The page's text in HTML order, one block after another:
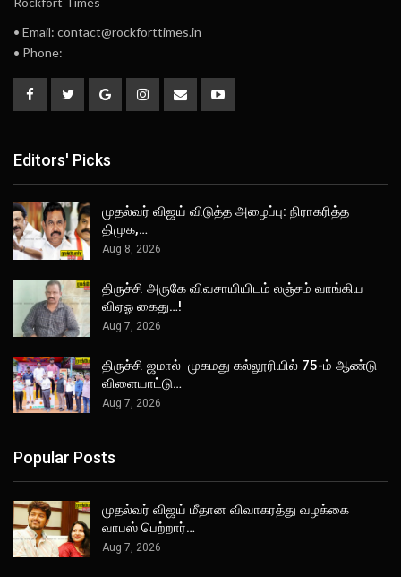
• Email: contact@rockforttimes.in
• Phone:
Editors' Picks
முதல்வர் விஜய் விடுத்த அழைப்பு: நிராகரித்த
திமுக,…
Aug 8, 2026
திருச்சி அருகே விவசாயியிடம் லஞ்சம் வாங்கிய
விஏஓ கைது…!
Aug 7, 2026
திருச்சி ஜமால் முகமது கல்லூரியில் 75-ம் ஆண்டு
விளையாட்டு…
Aug 7, 2026
Popular Posts
முதல்வர் விஜய் மீதான விவாகரத்து வழக்கை
வாபஸ் பெற்றார்…
Aug 7, 2026